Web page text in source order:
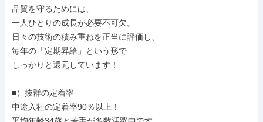
品質を守るためには、
一人ひとりの成長が必要不可欠。
日々の技術の積み重ねを正当に評価し、
毎年の「定期昇給」という形で
しっかりと還元しています！
■）抜群の定着率
中途入社の定着率90％以上！